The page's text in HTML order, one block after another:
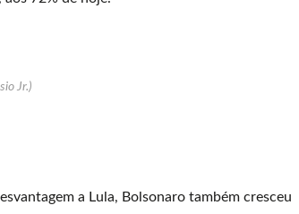
Jr.)
a Lula, Bolsonaro também cresceu